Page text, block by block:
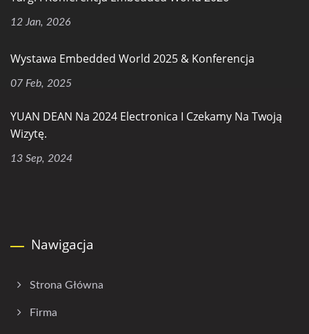
12 Jan, 2026
Wystawa Embedded World 2025 & Konferencja
07 Feb, 2025
YUAN DEAN Na 2024 Electronica I Czekamy Na Twoją
Wizytę.
13 Sep, 2024
Nawigacja
Strona Główna
Firma